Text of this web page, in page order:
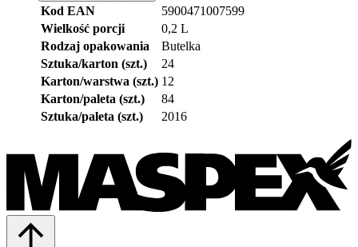
Kod EAN
5900471007599
Wielkość porcji
0,2 L
Rodzaj opakowania
Butelka
Sztuka/karton (szt.)
24
Karton/warstwa (szt.) 12
Karton/paleta (szt.)
84
Sztuka/paleta (szt.)
2016